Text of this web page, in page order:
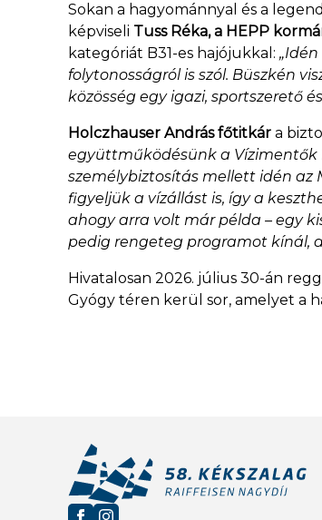
Sokan a hagyománnyal és a
képviseli Tuss Réka, a HEPP
kategóriát B31-es hajójukkal:
folytonosságról is szól. Büszkén
közösség egy igazi, sportszerető
Holczhauser András főtitkár a
együttműködésünk a Vízimentők
személybiztosítás mellett idén az
figyeljük a vízállást is, így a
ahogy arra volt már példa – egy
pedig rengeteg programot kínál,
Hivatalosan 2026. július 30-án
Gyógy téren kerül sor, amelyet a